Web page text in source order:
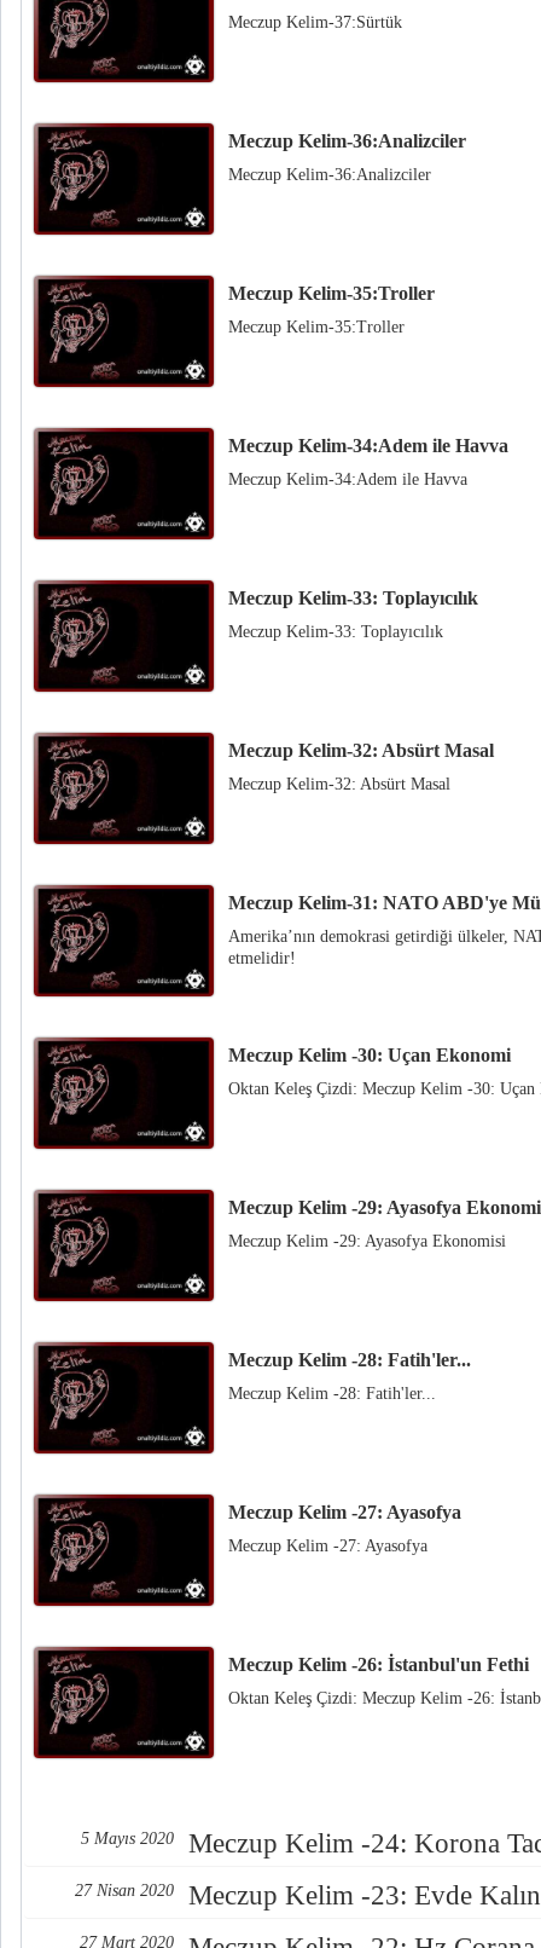
Meczup Kelim-37:Sürtük
Meczup Kelim-36:Analizciler
Meczup Kelim-36:Analizciler
Meczup Kelim-35:Troller
Meczup Kelim-35:Troller
Meczup Kelim-34:Adem ile Havva
Meczup Kelim-34:Adem ile Havva
Meczup Kelim-33: Toplayıcılık
Meczup Kelim-33: Toplayıcılık
Meczup Kelim-32: Absürt Masal
Meczup Kelim-32: Absürt Masal
Meczup Kelim-31: NATO ABD'ye
Amerika’nın demokrasi getirdiği ülkeler,
etmelidir!
Meczup Kelim -30: Uçan Ekonomi
Oktan Keleş Çizdi: Meczup Kelim -30: Uçan
Meczup Kelim -29: Ayasofya
Meczup Kelim -29: Ayasofya Ekonomisi
Meczup Kelim -28: Fatih'ler...
Meczup Kelim -28: Fatih'ler...
Meczup Kelim -27: Ayasofya
Meczup Kelim -27: Ayasofya
Meczup Kelim -26: İstanbul'un Fethi
Oktan Keleş Çizdi: Meczup Kelim -26:
5 Mayıs 2020 Meczup Kelim -24: Korona
27 Nisan 2020 Meczup Kelim -23: Evde Kalın
27 Mart 2020